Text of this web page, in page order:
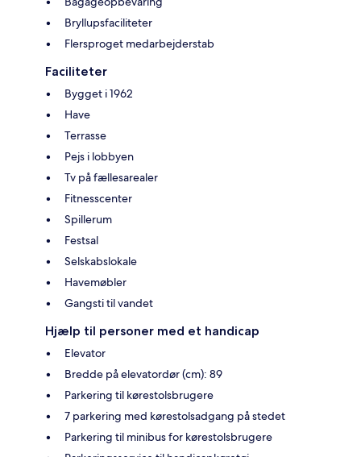
Bryllupsfaciliteter
Flersproget medarbejderstab
Faciliteter
Bygget i 1962
Have
Terrasse
Pejs i lobbyen
Tv på fællesarealer
Fitnesscenter
Spillerum
Festsal
Selskabslokale
Havemøbler
Gangsti til vandet
Hjælp til personer med et handicap
Elevator
Bredde på elevatordør (cm): 89
Parkering til kørestolsbrugere
7 parkering med kørestolsadgang på stedet
Parkering til minibus for kørestolsbrugere